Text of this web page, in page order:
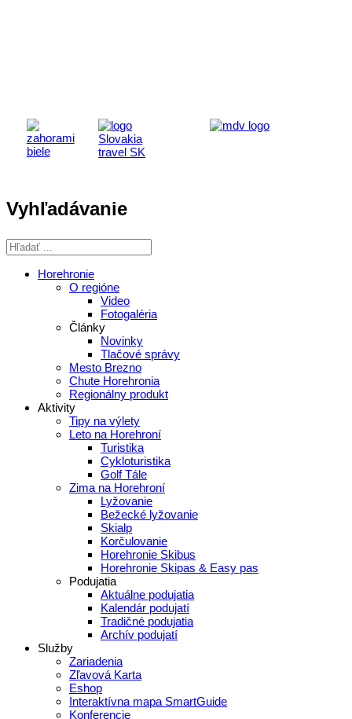
Vyhľadávanie
Horehronie
O regióne
Video
Fotogaléria
Články
Novinky
Tlačové správy
Mesto Brezno
Chute Horehronia
Regionálny produkt
Aktivity
Tipy na výlety
Leto na Horehroní
Turistika
Cykloturistika
Golf Tále
Zima na Horehroní
Lyžovanie
Bežecké lyžovanie
Skialp
Korčulovanie
Horehronie Skibus
Horehronie Skipas & Easy pas
Podujatia
Aktuálne podujatia
Kalendár podujatí
Tradičné podujatia
Archív podujatí
Služby
Zariadenia
Zľavová Karta
Eshop
Interaktívna mapa SmartGuide
Konferencie